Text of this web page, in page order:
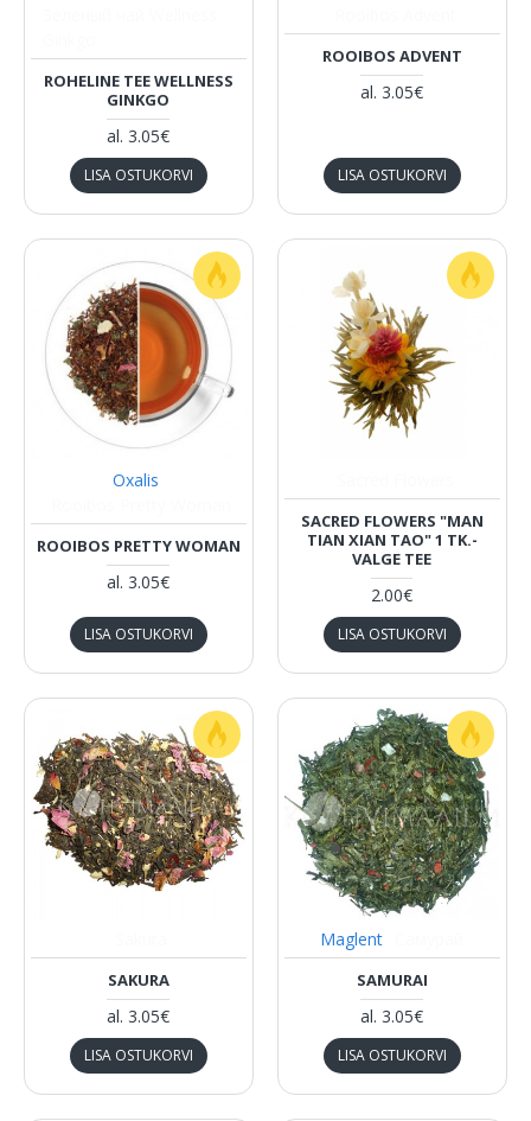
ROHELINE TEE WELLNESS
GINKGO
al. 3.05€
LISA OSTUKORVI
ROOIBOS ADVENT
al. 3.05€
LISA OSTUKORVI
Oxalis
ROOIBOS PRETTY WOMAN
al. 3.05€
LISA OSTUKORVI
SACRED FLOWERS "MAN
TIAN XIAN TAO" 1 TK.-
VALGE TEE
2.00€
LISA OSTUKORVI
SAKURA
al. 3.05€
LISA OSTUKORVI
Maglent
SAMURAI
al. 3.05€
LISA OSTUKORVI